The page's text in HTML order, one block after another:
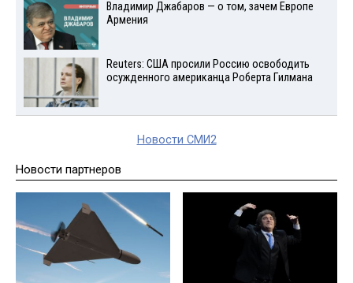
Владимир Джабаров — о том, зачем Европе
Армения
Reuters: США просили Россию освободить
осужденного американца Роберта Гилмана
Новости СМИ2
Новости партнеров